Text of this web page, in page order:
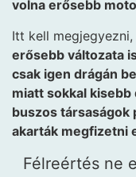
volna erősebb
Itt kell
erősebb változata
csak igen drágán
miatt sokkal kisebb
buszos társaságok
akarták megfizetni
Félreértés ne